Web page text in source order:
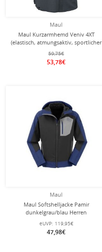
Maul
Maul Kurzarmhemd Veniv 4XT
(elastisch, atmungsaktiv, sportlicher
Schnitt) dunkelgrau Herren
59,75€
53,78€
Maul
Maul Softshelljacke Pamir
dunkelgrau/blau Herren
eUVP: 119,95€
47,98€